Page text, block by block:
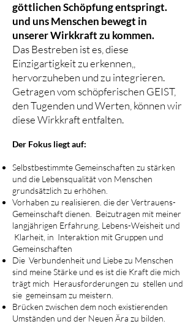
göttlichen Schöpfung entspringt.
und uns Menschen bewegt in
unserer Wirkkraft zu kommen.
Das Bestreben ist es, diese
Einzigartigkeit zu erkennen,,
hervorzuheben und zu integrieren.​
Getragen vom schöpferischen GEIST,
den Tugenden und Werten, können wir
diese Wirkkraft entfalten.
Der Fokus liegt auf:
Selbstbestimmte Gemeinschaften zu stärken
und die Lebensqualität von Menschen
grundsätzlich zu erhöhen.
Vorhaben zu realisieren. die der Vertrauens-
Gemeinschaft dienen. Beizutragen mit meiner
langjährigen Erfahrung, Lebens-Weisheit und
Klarheit, in Interaktion mit Gruppen und
Gemeinschaften
Die Verbundenheit und Liebe zu Menschen
sind meine Stärke und es ist die Kraft die mich
trägt mich Herausforderungen zu stellen und
sie gemeinsam zu meistern.
Brücken zwischen dem noch existierenden
Umständen und der Neuen Ära zu bilden.